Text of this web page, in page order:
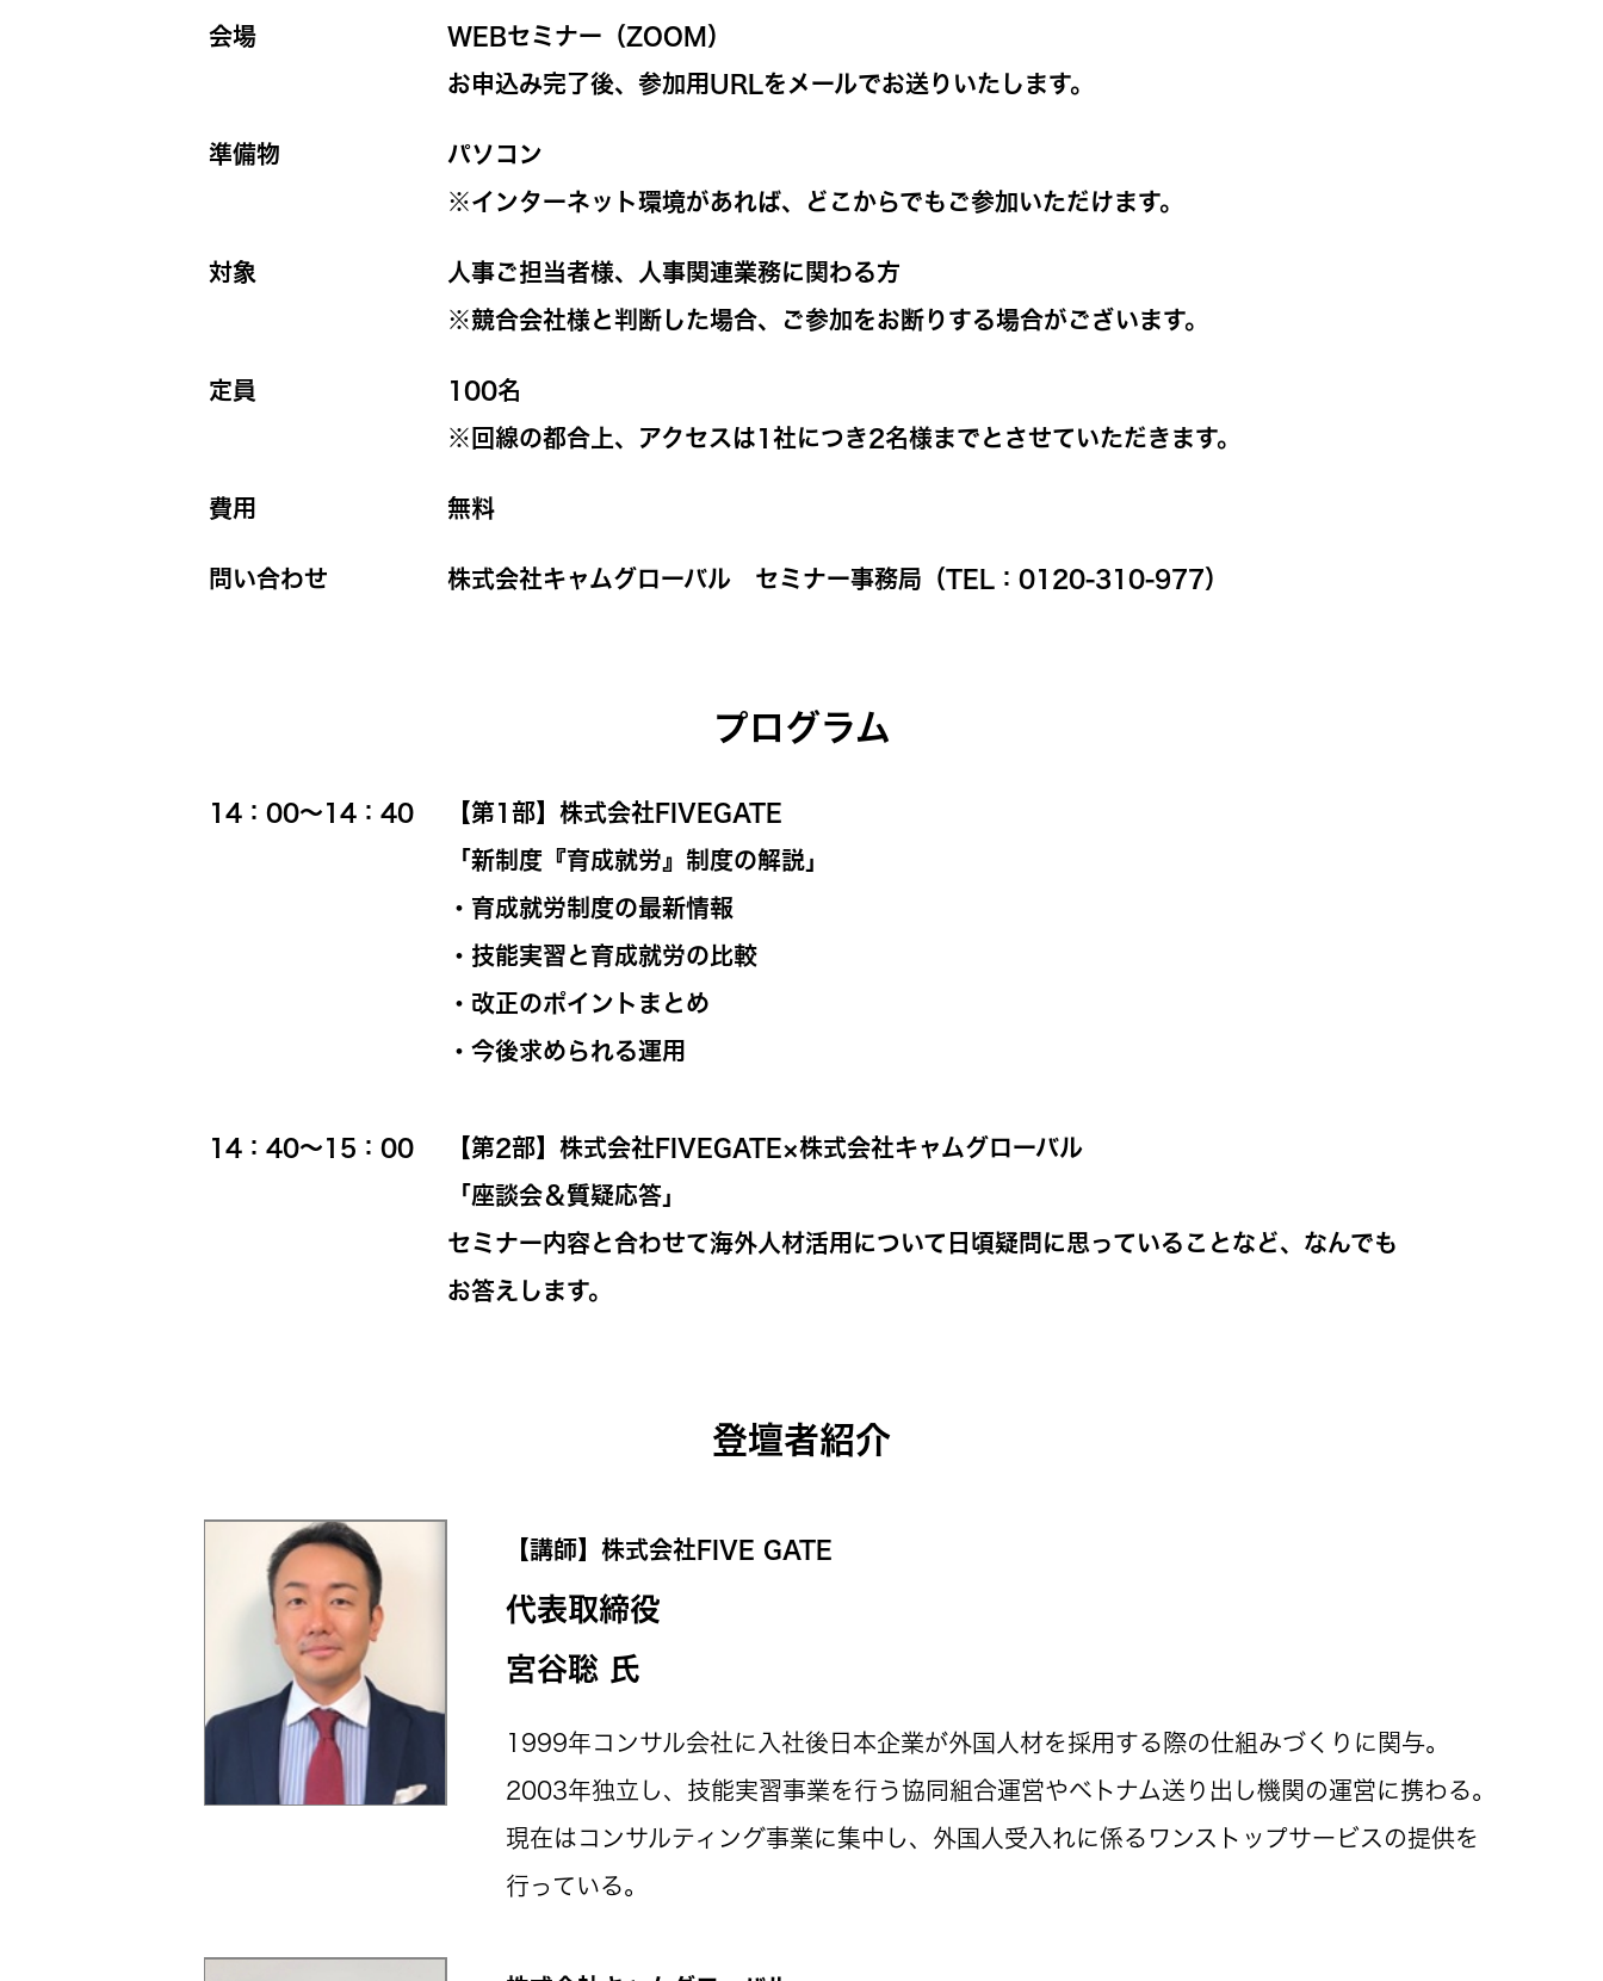
会場
WEBセミナー（ZOOM）
お申込み完了後、参加用URLをメールでお送りいたします。
準備物
パソコン
※インターネット環境があれば、どこからでもご参加いただけます。
対象
人事ご担当者様、人事関連業務に関わる方
※競合会社様と判断した場合、ご参加をお断りする場合がございます。
定員
100名
※回線の都合上、アクセスは1社につき2名様までとさせていただきます。
費用 無料
問い合わせ 株式会社キャムグローバル セミナー事務局（TEL：0120-310-977）
プログラム
14：00～14：40
【第1部】株式会社FIVEGATE
「新制度『育成就労』制度の解説」
・育成就労制度の最新情報
・技能実習と育成就労の比較
・改正のポイントまとめ
・今後求められる運用
14：40～15：00
【第2部】株式会社FIVEGATE×株式会社キャムグローバル
「座談会＆質疑応答」
セミナー内容と合わせて海外人材活用について日頃疑問に思っていることなど、なんでも
お答えします。
登壇者紹介
【講師】株式会社FIVE GATE
代表取締役
宮谷聡 氏
1999年コンサル会社に入社後日本企業が外国人材を採用する際の仕組みづくりに関与。
2003年独立し、技能実習事業を行う協同組合運営やベトナム送り出し機関の運営に携わる。
現在はコンサルティング事業に集中し、外国人受入れに係るワンストップサービスの提供を
行っている。